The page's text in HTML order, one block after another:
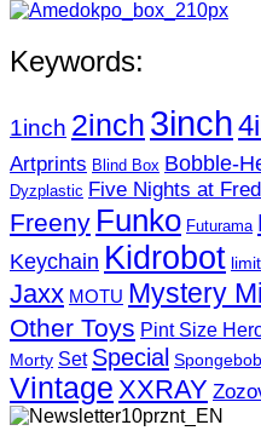
Keywords:
1inch 2inch 3inch
Artprints Blind Box Bobble-
Dyzplastic Five Nights at
Freeny Funko Futurama
Keychain Kidrobot
Jaxx MOTU Mystery
Other Toys Pint Size
Morty Set Special Spongebob
Vintage XXRAY